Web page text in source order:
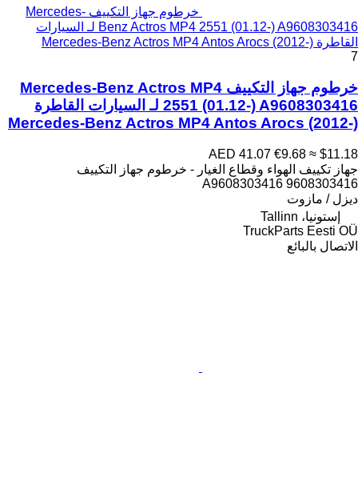
خرطوم جهاز التكييف Mercedes-
Benz Actros MP4 2551 (01.12-) A9608303416 لـ السيارات
القاطرة Mercedes-Benz Actros MP4 Antos Arocs (2012-)
7
خرطوم جهاز التكييف Mercedes-Benz Actros MP4
2551 (01.12-) A9608303416 لـ السيارات القاطرة
Mercedes-Benz Actros MP4 Antos Arocs (2012-)
AED 41.07 €9.68 ≈ $11.18
جهاز تكييف الهواء وقطاع الغيار - خرطوم جهاز التكييف
A9608303416 9608303416
ديزل / مازوت
إستونيا، Tallinn
TruckParts Eesti OÜ
الاتصال بالبائع